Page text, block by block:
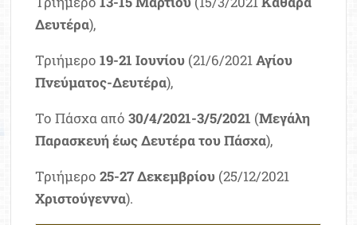
Δευτέρα),
Τριήμερο19-21 Ιουνίου (21/6/2021Αγίου
Πνεύματος-Δευτέρα),
Το Πάσχα από30/4/2021-3/5/2021 (Μεγάλη
Παρασκευή έως Δευτέρα του Πάσχα),
Τριήμερο 25-27 Δεκεμβρίου (25/12/2021
Χριστούγεννα).